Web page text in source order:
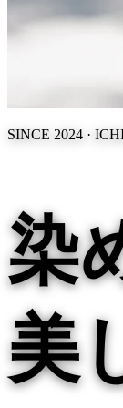
SINCE 2024 ·
染
美